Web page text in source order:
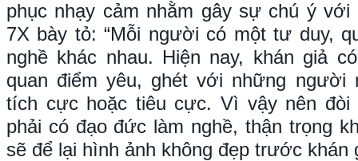
phục nhạy cảm nhằm gây sự chú ý với
7X bày tỏ: “Mỗi người có một tư duy,
nghề khác nhau. Hiện nay, khán giả
quan điểm yêu, ghét với những người
tích cực hoặc tiêu cực. Vì vậy nên
phải có đạo đức làm nghề, thận trọng
sẽ để lại hình ảnh không đẹp trước khán